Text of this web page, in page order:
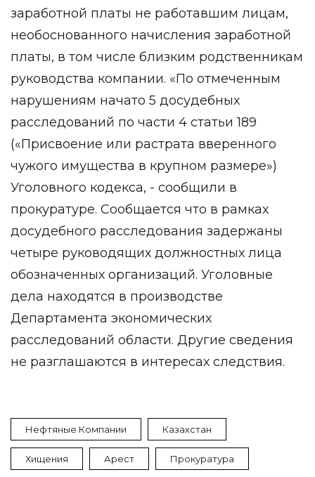
заработной платы не работавшим лицам,
необоснованного начисления заработной
платы, в том числе близким родственникам
руководства компании. «По отмеченным
нарушениям начато 5 досудебных
расследований по части 4 статьи 189
(«Присвоение или растрата вверенного
чужого имущества в крупном размере»)
Уголовного кодекса, - сообщили в
прокуратуре. Сообщается что в рамках
досудебного расследования задержаны
четыре руководящих должностных лица
обозначенных организаций. Уголовные
дела находятся в производстве
Департамента экономических
расследований области. Другие сведения
не разглашаются в интересах следствия.
Нефтяные Компании Казахстан
Хищения Арест Прокуратура